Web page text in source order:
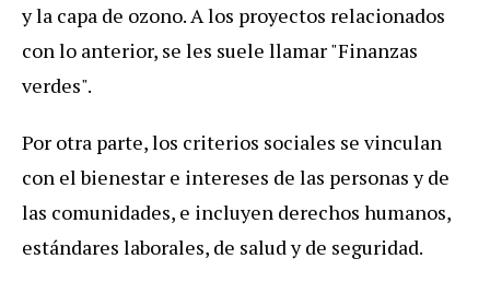
y la capa de ozono. A los proyectos relacionados
con lo anterior, se les suele llamar "Finanzas
verdes".
Por otra parte, los criterios sociales se vinculan
con el bienestar e intereses de las personas y de
las comunidades, e incluyen derechos humanos,
estándares laborales, de salud y de seguridad.